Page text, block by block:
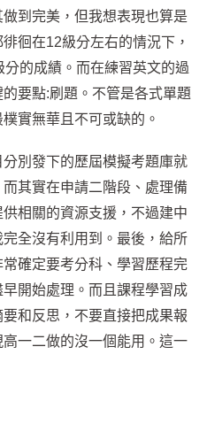
到完美，但我想表現也算是
徊在12級分左右的情況下，
的成績。而在練習英文的過
要點:刷題。不管是各式單題
實無華且不可或缺的。
別發下的歷屆模擬考題庫就
其實在申請二階段、處理備
相關的資源支援，不過建中
全沒有利用到。最後，給所
確定要考分科、學習歷程完
開始處理。而且課程學習成
和反思，不要直接把成果報
一二做的沒一個能用。這一